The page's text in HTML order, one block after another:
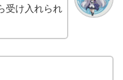
受け入れられ